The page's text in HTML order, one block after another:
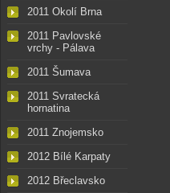
2011 Okolí Brna
2011 Pavlovské
vrchy - Pálava
2011 Šumava
2011 Svratecká
hornatina
2011 Znojemsko
2012 Bílé Karpaty
2012 Břeclavsko